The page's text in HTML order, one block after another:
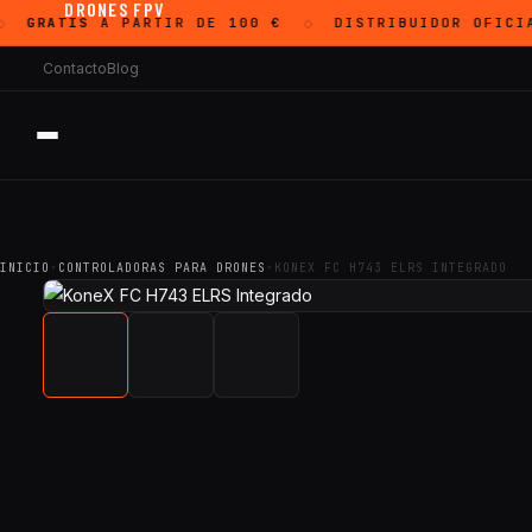
GRATIS A PARTIR DE 100 € DISTRIBUIDOR
ContactoBlog
DRONES FPV
INICIO · CONTROLADORAS PARA DRONES · KONEX FC H743 ELRS INTEGRADO